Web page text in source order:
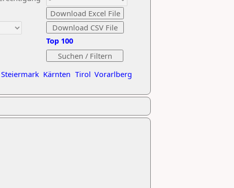
Steiermark Kärnten Tirol Vorarlberg
Top 100